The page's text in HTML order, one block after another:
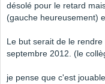
désolé pour le retard
(gauche heureusement)
Le but serait de le
septembre 2012. (le
je pense que c'est